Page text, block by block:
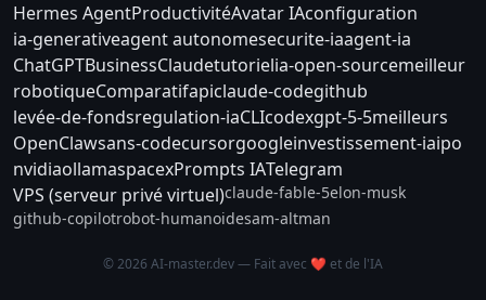
Hermes AgentProductivitéAvatar IAconfiguration
ia-generativeagent autonomesecurite-iaagent-ia
ChatGPTBusinessClaudetutorielia-open-sourcemeilleur
robotiqueComparatifapiclaude-codegithub
levée-de-fondsregulation-iaCLIcodexgpt-5-5meilleurs
OpenClawsans-codecursorgoogleinvestissement-iaipo
nvidiaollamaspacexPrompts IATelegram
VPS (serveur privé virtuel)claude-fable-5elon-musk
github-copilotrobot-humanoidesam-altman
© 2026 AI-master.dev — Fait avec ❤️ et de l'IA